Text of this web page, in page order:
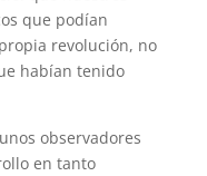
que podían
revolución, no
habían tenido
observadores
en tanto